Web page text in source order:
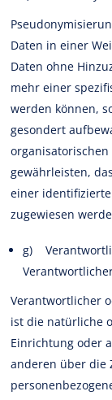
Daten in einer
Daten ohne
mehr einer
werden können,
gesondert
gewährleisten,
einer
zugewiesen
g)
Verantwortlicher
ist die natürliche
Einrichtung oder
anderen über die